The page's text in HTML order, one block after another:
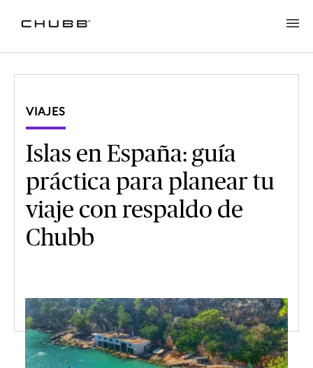
VIAJES
Islas en España: guía
práctica para planear tu
viaje con respaldo de
Chubb